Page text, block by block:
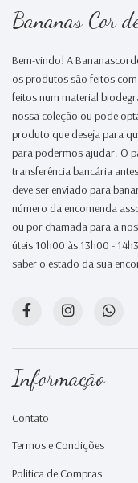
Bananas Cor
Bem-vindo! A
os produtos são feitos
feitos num material
nossa coleção ou pode
produto que deseja para
para podermos ajudar. O
transferência bancária
deve ser enviado para
número da encomenda
ou por chamada para a
úteis 10h00 às 13h00 -
saber o estado da sua
Informação
Contato
Termos e Condições
Politica de Compras